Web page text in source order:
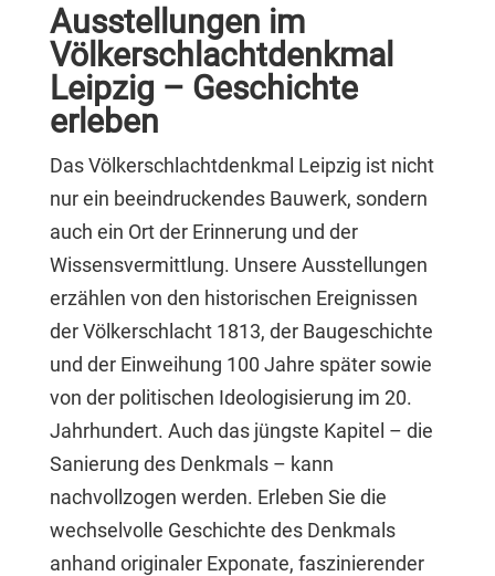
Ausstellungen im
Völkerschlachtdenkmal
Leipzig – Geschichte
erleben
Das Völkerschlachtdenkmal Leipzig ist nicht
nur ein beeindruckendes Bauwerk, sondern
auch ein Ort der Erinnerung und der
Wissensvermittlung. Unsere Ausstellungen
erzählen von den historischen Ereignissen
der Völkerschlacht 1813, der Baugeschichte
und der Einweihung 100 Jahre später sowie
von der politischen Ideologisierung im 20.
Jahrhundert. Auch das jüngste Kapitel – die
Sanierung des Denkmals – kann
nachvollzogen werden. Erleben Sie die
wechselvolle Geschichte des Denkmals
anhand originaler Exponate, faszinierender